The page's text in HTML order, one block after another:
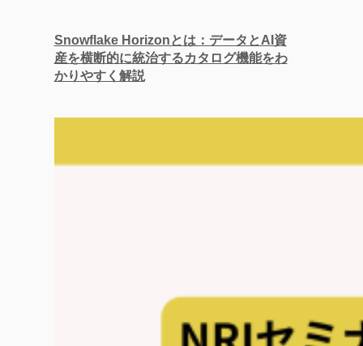
Snowflake Horizonとは：データとAI資
産を横断的に統治するカタログ機能をわ
かりやすく解説